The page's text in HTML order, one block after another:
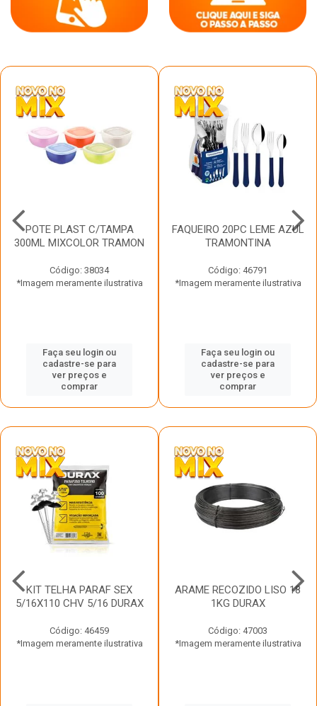
POTE PLAST C/TAMPA
300ML MIXCOLOR TRAMON
Código: 38034
*Imagem meramente ilustrativa
Faça seu login ou
cadastre-se para
ver preços e
comprar
FAQUEIRO 20PC LEME AZUL
TRAMONTINA
Código: 46791
*Imagem meramente ilustrativa
Faça seu login ou
cadastre-se para
ver preços e
comprar
KIT TELHA PARAF SEX
5/16X110 CHV 5/16 DURAX
Código: 46459
*Imagem meramente ilustrativa
ARAME RECOZIDO LISO 18
1KG DURAX
Código: 47003
*Imagem meramente ilustrativa